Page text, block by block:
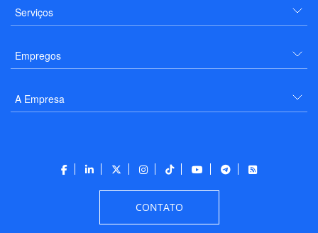
Serviços
Empregos
A Empresa
CONTATO